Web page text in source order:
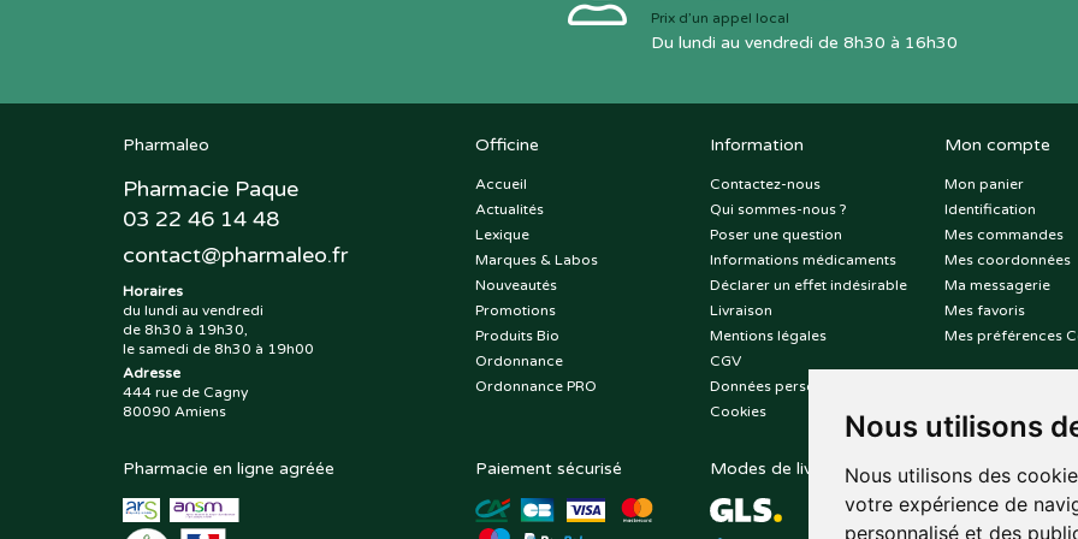
Nous utilisons
Nous utilisons des
votre expérience de
personnalisé et des
Prix d’un appel local
Du lundi au vendredi de 8h30 à 16h30
Pharmaleo
Pharmacie Paque
03 22 46 14 48
contact@pharmaleo.fr
Horaires
du lundi au vendredi
de 8h30 à 19h30,
le samedi de 8h30 à 19h00
Adresse
444 rue de Cagny
80090 Amiens
Officine
Accueil
Actualités
Lexique
Marques & Labos
Nouveautés
Promotions
Produits Bio
Ordonnance
Ordonnance PRO
Information
Contactez-nous
Qui sommes-nous ?
Poser une question
Informations médicaments
Déclarer un effet indésirable
Livraison
Mentions légales
CGV
Données personnelles
Cookies
Mon compte
Mon panier
Identification
Mes commandes
Mes coordonnées
Ma messagerie
Mes favoris
Mes préférences
Pharmacie en ligne agréée Paiement sécurisé Modes de livraison Suivez-nous sur